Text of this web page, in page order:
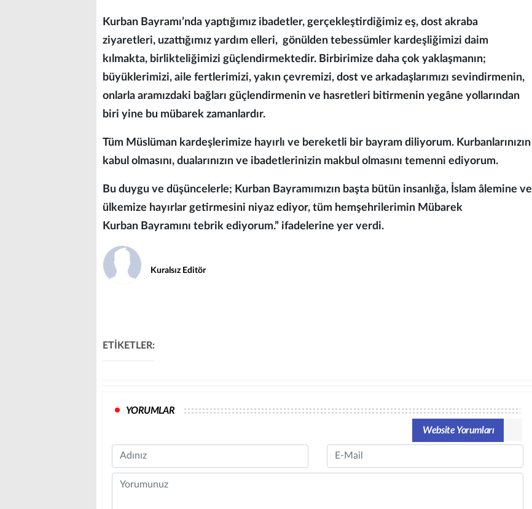
Kurban Bayramı’nda yaptığımız ibadetler, gerçekleştirdiğimiz eş, dost akraba
ziyaretleri, uzattığımız yardım elleri, gönülden tebessümler kardeşliğimizi daim
kılmakta, birlikteliğimizi güçlendirmektedir. Birbirimize daha çok yaklaşmanın;
büyüklerimizi, aile fertlerimizi, yakın çevremizi, dost ve arkadaşlarımızı sevindirmenin,
onlarla aramızdaki bağları güçlendirmenin ve hasretleri bitirmenin yegâne yollarından
biri yine bu mübarek zamanlardır.
Tüm Müslüman kardeşlerimize hayırlı ve bereketli bir bayram diliyorum. Kurbanlarınızın
kabul olmasını, dualarınızın ve ibadetlerinizin makbul olmasını temenni ediyorum.
Bu duygu ve düşüncelerle; Kurban Bayramımızın başta bütün insanlığa, İslam âlemine ve
ülkemize hayırlar getirmesini niyaz ediyor, tüm hemşehrilerimin Mübarek
Kurban Bayramını tebrik ediyorum.” ifadelerine yer verdi.
Kuralsız Editör
ETİKETLER:
YORUMLAR
Website Yorumları
Name Email
Comment